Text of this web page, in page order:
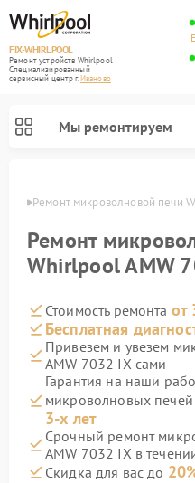
FIX-WHIRLPOOL
Ремонт устройств Whirlpool
Специализированный
cервисный центр г.Иваново
Мы ремонтируем
Ремонт микроволновой печи
Ремонт
Whirlpool AMW
Стоимость ремонта от
Бесплатная
Привезем и увезем
AMW 7032 IX сами
Гарантия на наши
микроволновых
3-х лет
Срочный ремонт
AMW 7032 IX в
Скидка для вас до